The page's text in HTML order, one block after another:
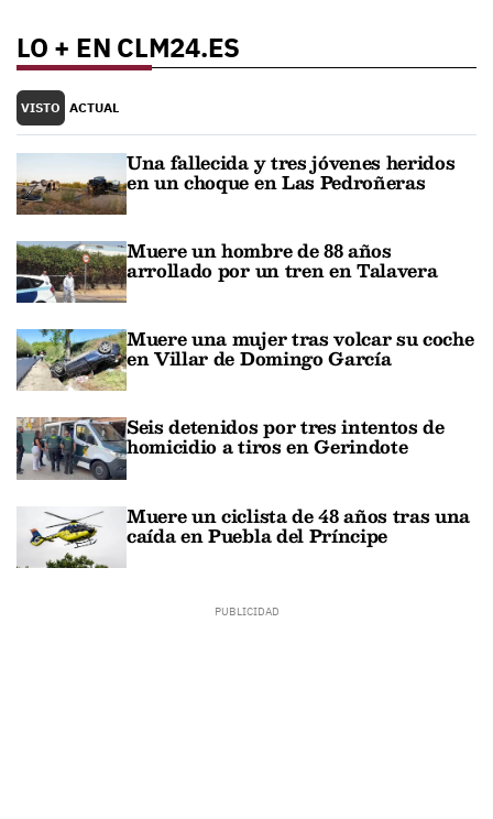
LO + EN CLM24.ES
VISTO ACTUAL
Una fallecida y tres jóvenes heridos
en un choque en Las Pedroñeras
Muere un hombre de 88 años
arrollado por un tren en Talavera
Muere una mujer tras volcar su coche
en Villar de Domingo García
Seis detenidos por tres intentos de
homicidio a tiros en Gerindote
Muere un ciclista de 48 años tras una
caída en Puebla del Príncipe